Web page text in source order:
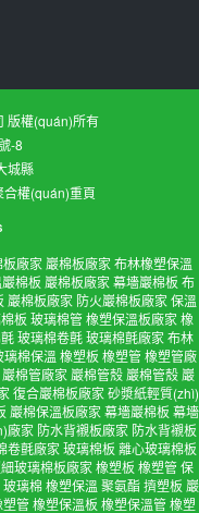
版權(quán)所有
-8
城縣
合權(quán)重頁
廠家 巖棉板廠家 布林橡塑保溫
棉板 巖棉板廠家幕墻巖棉板 布
巖棉板廠家 防火巖棉板廠家保溫
板 玻璃棉管橡塑保溫板廠家橡
玻璃棉卷氈玻璃棉氈廠家布林
璃棉保溫 橡塑板 橡塑管橡塑管廠
巖棉管廠家巖棉管殼巖棉管殼巖
復合巖棉板廠家 砂漿紙輕質(zhì)
巖棉保溫板廠家 幕墻巖棉板 幕墻
廠家 防水背襯板廠家 防水背襯板
卷氈廠家玻璃棉板 離心玻璃棉板
玻璃棉板廠家橡塑板 橡塑管保
玻璃棉 橡塑保溫 聚氨酯 擠塑板 巖
塑管 橡塑保溫板 橡塑保溫管 橡塑